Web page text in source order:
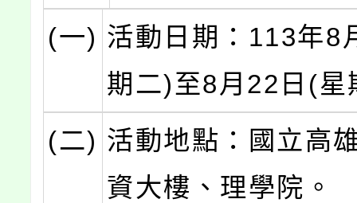
(一) 活動日期：113年8
期二)至8月22日(星
(二) 活動地點：國立高
資大樓、理學院。